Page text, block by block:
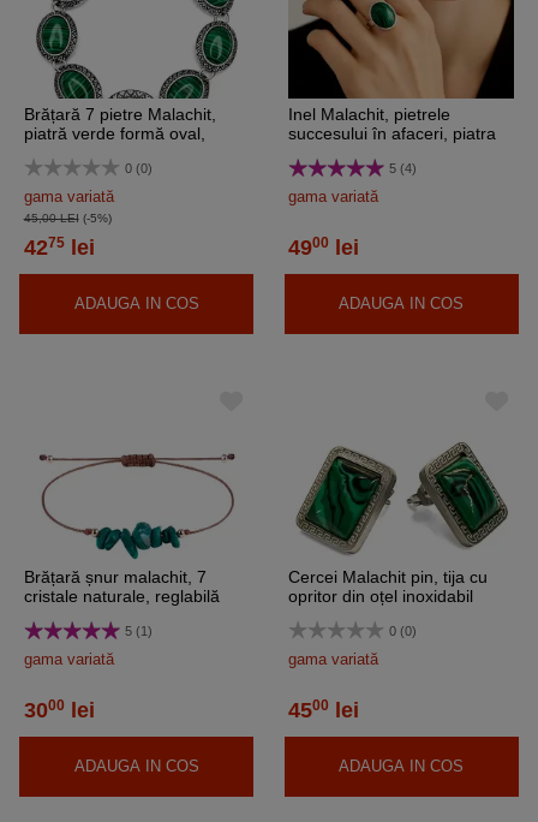
Brățară 7 pietre Malachit,
piatră verde formă oval,
0 (0)
gama variată
45,00 LEI(-5%)
4275lei
ADAUGA IN COS
Inel Malachit, pietrele
succesului în afaceri, piatra
5 (4)
gama variată
4900 lei
ADAUGA IN COS
Brățară șnur malachit, 7
cristale naturale, reglabilă
5 (1)
gama variată
3000 lei
ADAUGA IN COS
Cercei Malachit pin, tija cu
opritor din oțel inoxidabil
0 (0)
gama variată
4500 lei
ADAUGA IN COS